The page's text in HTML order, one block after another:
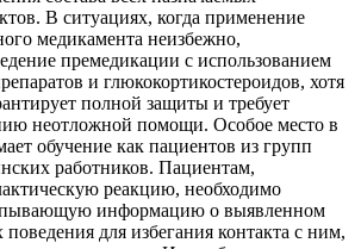
В ситуациях, когда применение
медикамента неизбежно,
премедикации с использованием
и глюкокортикостероидов, хотя
полной защиты и требует
неотложной помощи. Особое место в
обучение как пациентов из групп
работников. Пациентам,
реакцию, необходимо
информацию о выявленном
поведения для избегания контакта с ним,